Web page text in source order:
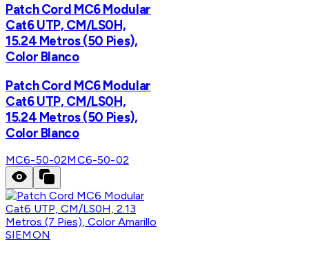
Patch Cord MC6 Modular
Cat6 UTP, CM/LS0H,
15.24 Metros (50 Pies),
Color Blanco
Patch Cord MC6 Modular
Cat6 UTP, CM/LS0H,
15.24 Metros (50 Pies),
Color Blanco
MC6-50-02MC6-50-02
SIEMON